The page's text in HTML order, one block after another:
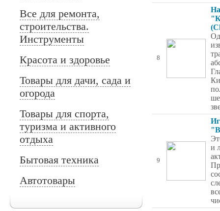
Все для ремонта,
строительства.
Инструменты
Красота и здоровье
Товары для дачи, сада и
огорода
Товары для спорта,
туризма и активного
отдыха
Бытовая техника
Автотовары
8
9
и